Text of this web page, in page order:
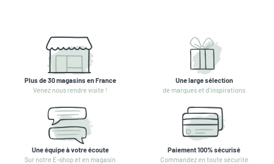
Plus de 30 magasins en France
Venez nous rendre visite !
Une large sélection
de marques et d'inspirations
Une équipe à votre écoute
Sur notre E-shop et en magasin
Paiement 100% sécurisé
Commandez en toute sécurité